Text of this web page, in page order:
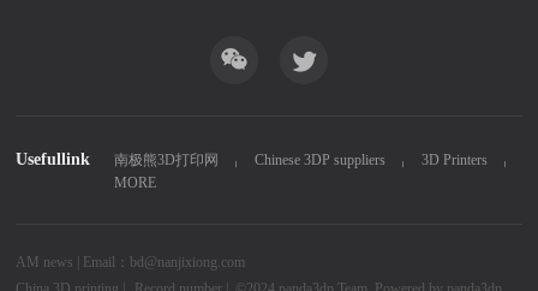
Usefullink 南极熊3D打印网 Chinese 3DP suppliers
3D Printers
MORE
AM news | Email：bd@nanjixiong.com